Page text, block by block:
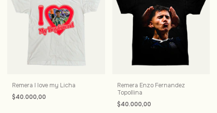
Remera I love my Licha
$40.000,00
Remera Enzo Fernandez
Topollina
$40.000,00